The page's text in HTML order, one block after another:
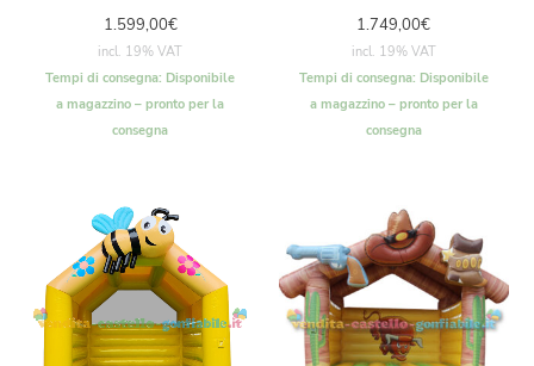
1.599,00€
incl. 19% VAT
Tempi di consegna: Disponibile
a magazzino – pronto per la
consegna
1.749,00€
incl. 19% VAT
Tempi di consegna: Disponibile
a magazzino – pronto per la
consegna